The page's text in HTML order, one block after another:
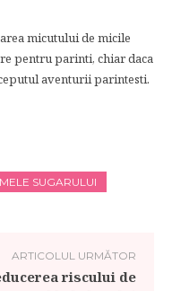
micutului de micile
pentru parinti, chiar daca
aventurii parintesti.
SUGARULUI
ARTICOLUL URMĂTOR
riscului de